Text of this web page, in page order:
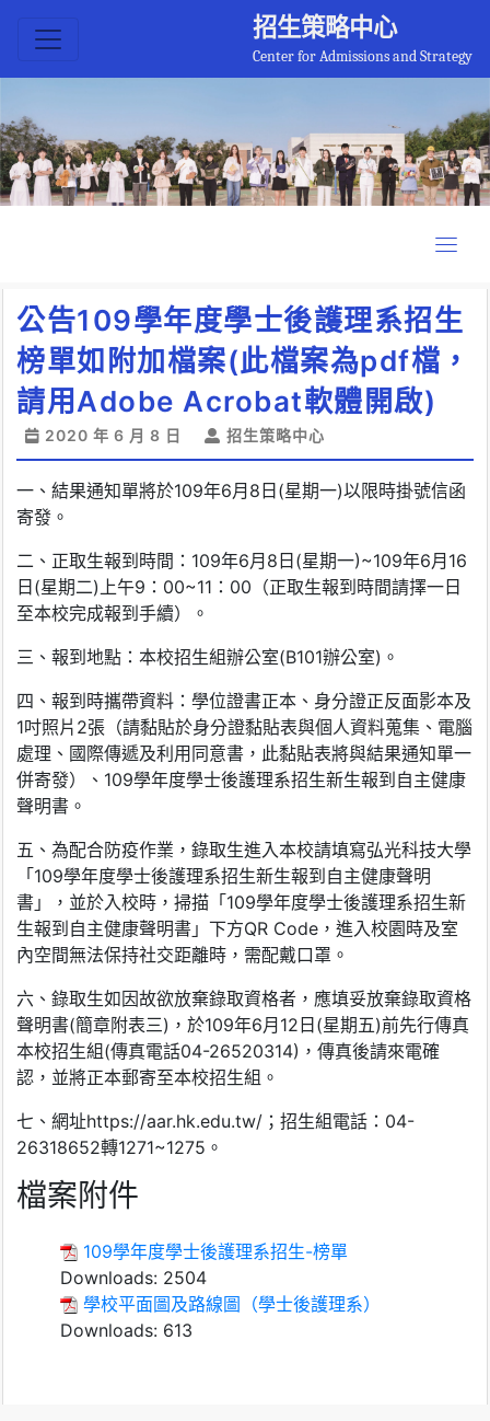
招生策略中心
Center for Admissions and Strategy
公告109學年度學士後護理系招生
榜單如附加檔案(此檔案為pdf檔，
請用Adobe Acrobat軟體開啟)
2020 年 6 月 8 日 招生策略中心
一、結果通知單將於109年6月8日(星期一)以限時掛號信函
寄發。
二、正取生報到時間：109年6月8日(星期一)~109年6月16
日(星期二)上午9：00~11：00（正取生報到時間請擇一日
至本校完成報到手續）。
三、報到地點：本校招生組辦公室(B101辦公室)。
四、報到時攜帶資料：學位證書正本、身分證正反面影本及
1吋照片2張（請黏貼於身分證黏貼表與個人資料蒐集、電腦
處理、國際傳遞及利用同意書，此黏貼表將與結果通知單一
併寄發）、109學年度學士後護理系招生新生報到自主健康
聲明書。
五、為配合防疫作業，錄取生進入本校請填寫弘光科技大學
「109學年度學士後護理系招生新生報到自主健康聲明
書」，並於入校時，掃描「109學年度學士後護理系招生新
生報到自主健康聲明書」下方QR Code，進入校園時及室
內空間無法保持社交距離時，需配戴口罩。
六、錄取生如因故欲放棄錄取資格者，應填妥放棄錄取資格
聲明書(簡章附表三)，於109年6月12日(星期五)前先行傳真
本校招生組(傳真電話04-26520314)，傳真後請來電確
認，並將正本郵寄至本校招生組。
七、網址https://aar.hk.edu.tw/；招生組電話：04-
26318652轉1271~1275。
檔案附件
109學年度學士後護理系招生-榜單
Downloads: 2504
學校平面圖及路線圖（學士後護理系）
Downloads: 613